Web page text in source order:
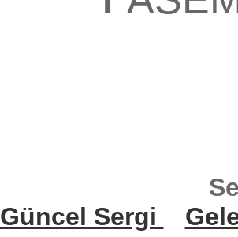
Güncel Sergi